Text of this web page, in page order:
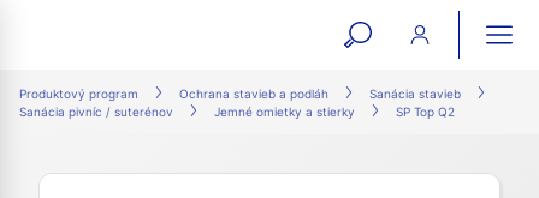
open
search
form
Produktový program Ochrana stavieb a podláh
Sanácia stavieb
Sanácia pivníc / suterénov
Jemné omietky a stierky SP Top Q2